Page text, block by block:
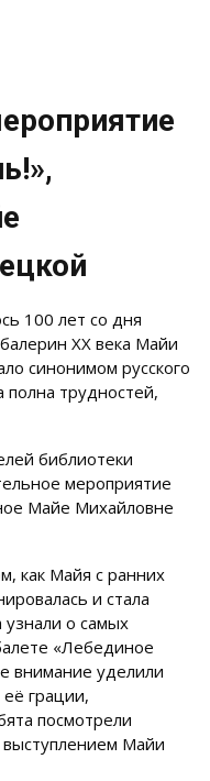
100 лет со дня
XX века Майи
синонимом русского
полна трудностей,
библиотеки
мероприятие
Майе Михайловне
как Майя с ранних
и стала
о самых
«Лебединое
внимание уделили
грации,
посмотрели
Майи